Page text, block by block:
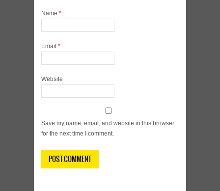
Name *
Email *
Website
Save my name, email, and website in this browser
for the next time I comment.